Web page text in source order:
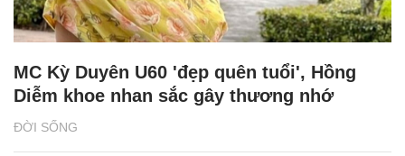
ĐỜI SỐNG
MC Kỳ Duyên U60 'đẹp quên tuổi', Hồng
Diễm khoe nhan sắc gây thương nhớ